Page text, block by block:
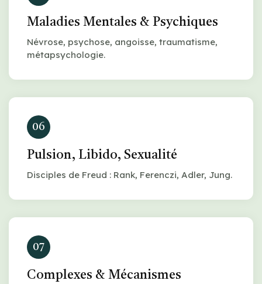
Maladies Mentales & Psychiques
Névrose, psychose, angoisse, traumatisme,
métapsychologie.
06
Pulsion, Libido, Sexualité
Disciples de Freud : Rank, Ferenczi, Adler, Jung.
07
Complexes & Mécanismes